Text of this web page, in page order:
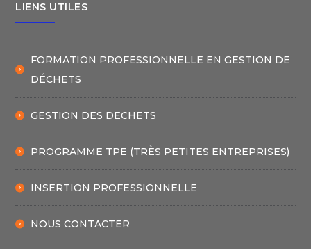
LIENS UTILES
FORMATION PROFESSIONNELLE EN GESTION DE
DÉCHETS
GESTION DES DECHETS
PROGRAMME TPE (TRÈS PETITES ENTREPRISES)
INSERTION PROFESSIONNELLE
NOUS CONTACTER